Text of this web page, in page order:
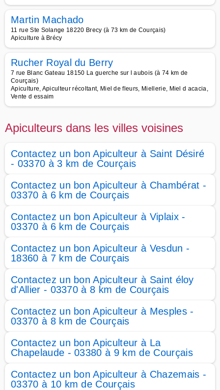
Martin Machado
11 rue Ste Solange 18220 Brecy (à 73 km de Courçais)
Apiculture à Brécy
Rucher Royal du Berry
7 rue Blanc Gateau 18150 La guerche sur l aubois (à 74 km de
Courçais)
Apiculture, Apiculteur récoltant, Miel de fleurs, Miellerie, Miel d acacia,
Vente d essaim
Apiculteurs dans les villes voisines
Contactez un bon Apiculteur à Saint Désiré
- 03370 à 3 km de Courçais
Contactez un bon Apiculteur à Chambérat -
03370 à 6 km de Courçais
Contactez un bon Apiculteur à Viplaix -
03370 à 6 km de Courçais
Contactez un bon Apiculteur à Vesdun -
18360 à 7 km de Courçais
Contactez un bon Apiculteur à Saint éloy
d'Allier - 03370 à 8 km de Courçais
Contactez un bon Apiculteur à Mesples -
03370 à 8 km de Courçais
Contactez un bon Apiculteur à La
Chapelaude - 03380 à 9 km de Courçais
Contactez un bon Apiculteur à Chazemais -
03370 à 10 km de Courçais